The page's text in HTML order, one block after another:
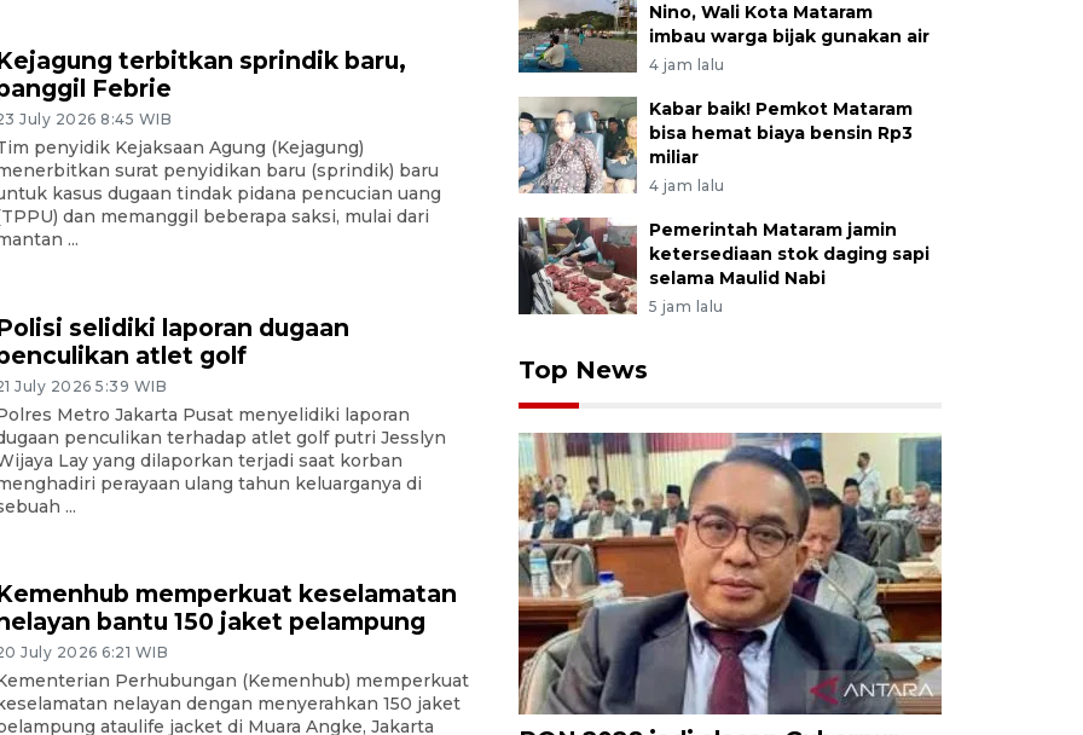
terbitkan sprindik baru,
Febrie
July 2026 8:45 WIB
penyidik Kejaksaan Agung (Kejagung)
surat penyidikan baru (sprindik) baru
kasus dugaan tindak pidana pencucian uang
dan memanggil beberapa saksi, mulai dari
...
selidiki laporan dugaan
atlet golf
July 2026 5:39 WIB
Metro Jakarta Pusat menyelidiki laporan
penculikan terhadap atlet golf putri Jesslyn
Lay yang dilaporkan terjadi saat korban
perayaan ulang tahun keluarganya di
...
memperkuat keselamatan
bantu 150 jaket pelampung
July 2026 6:21 WIB
Perhubungan (Kemenhub) memperkuat
nelayan dengan menyerahkan 150 jaket
ataulife jacket di Muara Angke, Jakarta
Nino, Wali Kota Mataram
imbau warga bijak gunakan air
4 jam lalu
Kabar baik! Pemkot Mataram
bisa hemat biaya bensin Rp3
miliar
4 jam lalu
Pemerintah Mataram jamin
ketersediaan stok daging sapi
selama Maulid Nabi
5 jam lalu
Top News